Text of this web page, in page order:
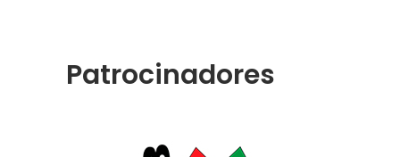
Patrocinadores